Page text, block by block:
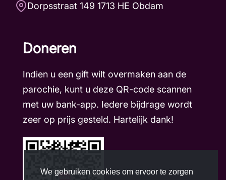
Dorpsstraat 149 1713 HE Obdam
Doneren
Indien u een gift wilt overmaken aan de
parochie, kunt u deze QR-code scannen
met uw bank-app. Iedere bijdrage wordt
zeer op prijs gesteld. Hartelijk dank!
We gebruiken cookies om ervoor te zorgen